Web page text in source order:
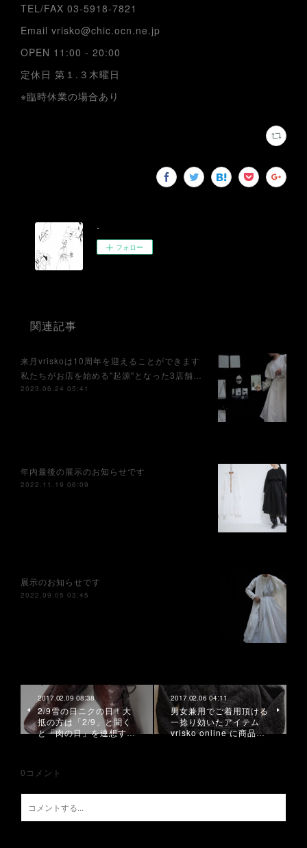
TEL/FAX 03-5918-7821
Email vrisko@chic.ocn.ne.jp
OPEN 11:00 - 20:00
定休日 第１.３木曜日
※臨時休業の場合あり
.
フォロー
関連記事
来月vriskoは10周年を迎えることができます⁡
私たちがお店を始める"起源"となった3店舗…
2023.06.24 05:41
年内最後の展示のお知らせです
2022.11.19 06:09
展示のお知らせです
2022.09.05 03:45
2017.02.09 08:38
2/9雪の日ニクの日！大
抵の方は「2/9」と聞く
と「肉の日」を連想す…
2017.02.06 04:11
男女兼用でご着用頂ける
一捻り効いたアイテム
vrisko online に商品…
0 コメント